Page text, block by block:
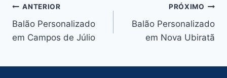
Navegação
de
ANTERIOR
Balão Personalizado
em Campos de Júlio
PRÓXIMO
Balão Personalizado
em Nova Ubiratã